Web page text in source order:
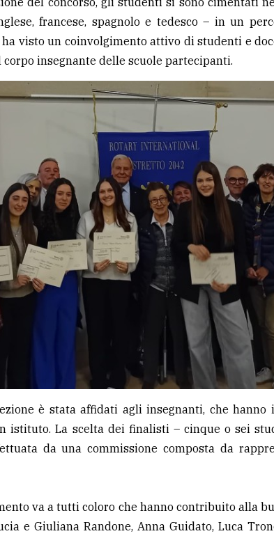
francese, spagnolo e tedesco – in un
visto un coinvolgimento attivo di studenti e
insegnante delle scuole partecipanti.
è stata affidati agli insegnanti, che
istituto. La scelta dei finalisti – cinque o sei
da una commissione composta da
va a tutti coloro che hanno contribuito alla
e Giuliana Randone, Anna Guidato, Luca